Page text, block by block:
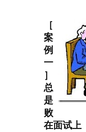
［
案
例
一
］
总
是
败
在面试上